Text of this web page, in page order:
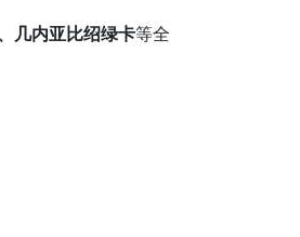
几内亚比绍绿卡等全